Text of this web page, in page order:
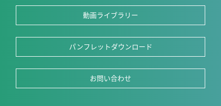
動画ライブラリー
パンフレットダウンロード
お問い合わせ